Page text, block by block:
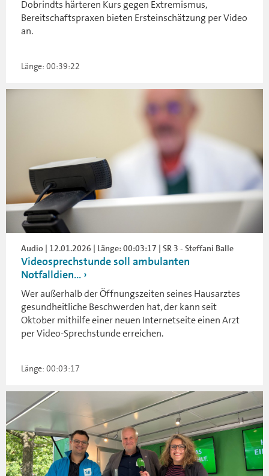
Dobrindts härteren Kurs gegen Extremismus,
Bereitschaftspraxen bieten Ersteinschätzung per Video
an.
Länge: 00:39:22
Audio | 12.01.2026 | Länge: 00:03:17 | SR 3 - Steffani Balle
Videosprechstunde soll ambulanten
Notfalldien...
Wer außerhalb der Öffnungszeiten seines Hausarztes
gesundheitliche Beschwerden hat, der kann seit
Oktober mithilfe einer neuen Internetseite einen Arzt
per Video-Sprechstunde erreichen.
Länge: 00:03:17